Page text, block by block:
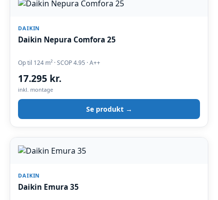
DAIKIN
Daikin Nepura Comfora 25
Op til 124 m² · SCOP 4.95 · A++
17.295 kr.
inkl. montage
Se produkt →
DAIKIN
Daikin Emura 35